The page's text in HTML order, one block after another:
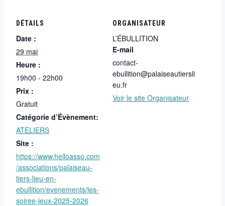
DÉTAILS
Date :
29 mai
Heure :
19h00 - 22h00
Prix :
Gratuit
Catégorie d’Évènement:
ATELIERS
Site :
https://www.helloasso.com
/associations/palaiseau-
tiers-lieu-en-
ebullition/evenements/les-
soiree-jeux-2025-2026
ORGANISATEUR
L’ÉBULLITION
E-mail
contact-
ebullition@palaiseautiersli
eu.fr
Voir le site Organisateur